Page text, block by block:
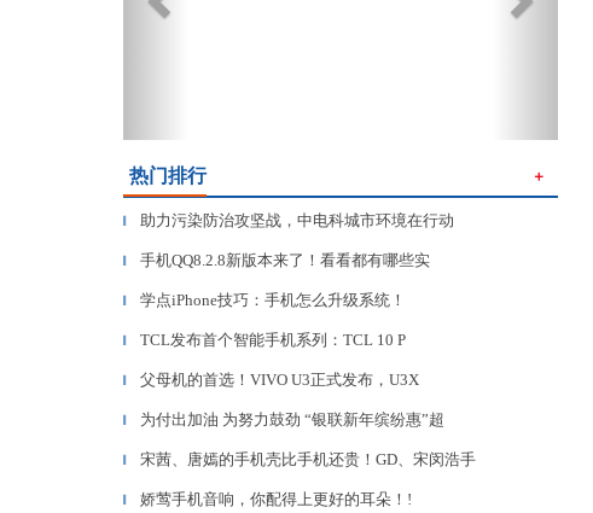
热门排行 ＋
▎ 助力污染防治攻坚战，中电科城市环境在行动
▎ 手机QQ8.2.8新版本来了！看看都有哪些实
▎ 学点iPhone技巧：手机怎么升级系统！
▎ TCL发布首个智能手机系列：TCL 10 P
▎ 父母机的首选！VIVO U3正式发布，U3X
▎ 为付出加油 为努力鼓劲 “银联新年缤纷惠”超
▎ 宋茜、唐嫣的手机壳比手机还贵！GD、宋闵浩手
▎ 娇莺手机音响，你配得上更好的耳朵！!